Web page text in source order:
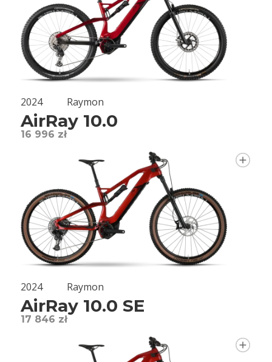
2024 Raymon
AirRay 10.0
16 996 zł
2024 Raymon
AirRay 10.0 SE
17 846 zł